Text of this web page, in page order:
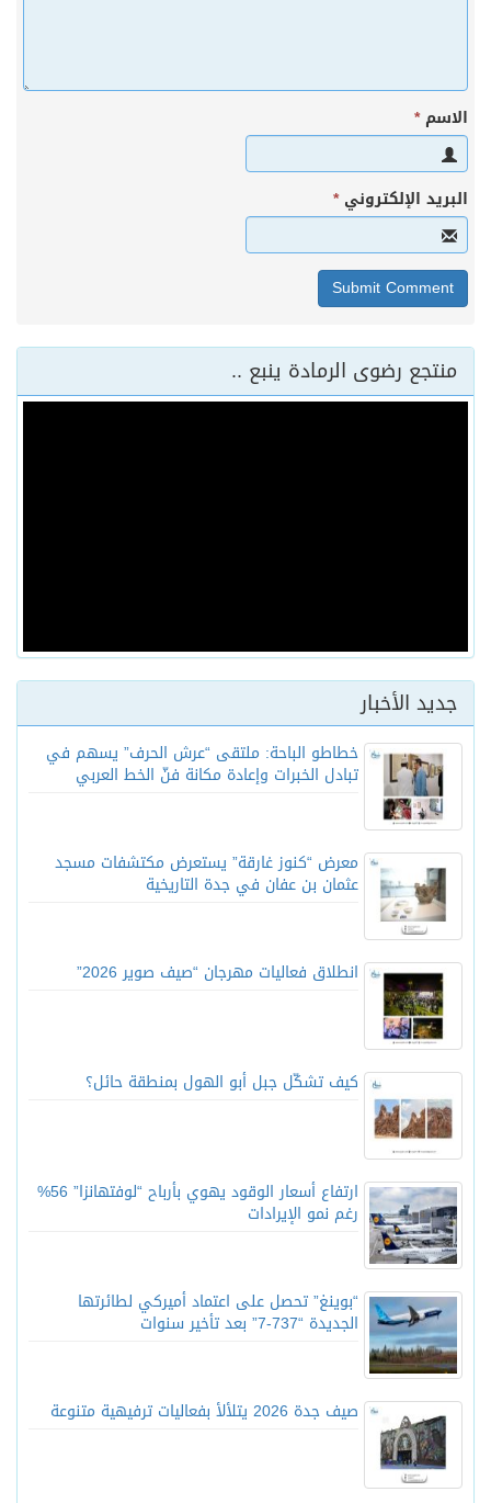
الاسم*
البريد الإلكتروني*
منتجع رضوى الرمادة ينبع ..
جديد الأخبار
خطاطو الباحة: ملتقى “عرش الحرف” يسهم في
تبادل الخبرات وإعادة مكانة فنّ الخط العربي
معرض “كنوز غارقة” يستعرض مكتشفات مسجد
عثمان بن عفان في جدة التاريخية
انطلاق فعاليات مهرجان “صيف صوير 2026”
كيف تشكّل جبل أبو الهول بمنطقة حائل؟
ارتفاع أسعار الوقود يهوي بأرباح “لوفتهانزا” 56%
رغم نمو الإيرادات
“بوينغ” تحصل على اعتماد أميركي لطائرتها
الجديدة “737-7” بعد تأخير سنوات
صيف جدة 2026 يتلألأ بفعاليات ترفيهية متنوعة